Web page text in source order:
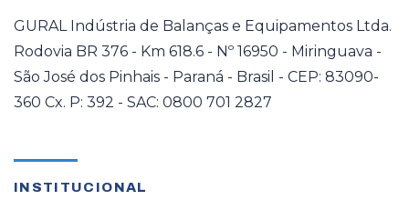
GURAL Indústria de Balanças e Equipamentos Ltda.
Rodovia BR 376 - Km 618.6 - Nº 16950 - Miringuava -
São José dos Pinhais - Paraná - Brasil - CEP: 83090-
360 Cx. P: 392 - SAC: 0800 701 2827
INSTITUCIONAL